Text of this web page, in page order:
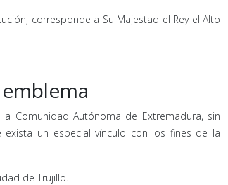
corresponde a Su Majestad el Rey el Alto
Comunidad Autónoma de Extremadura, sin
un especial vínculo con los fines de la
de Trujillo.